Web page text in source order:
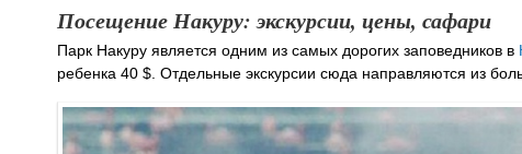
Посещение Накуру: экскурсии, цены, сафари
Парк Накуру является одним из самых дорогих заповедников в
ребенка 40 $. Отдельные экскурсии сюда направляются из